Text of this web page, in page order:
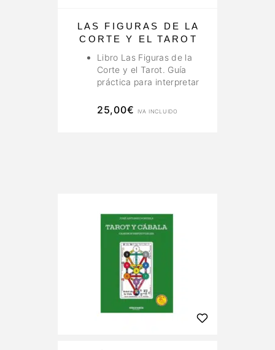
LAS FIGURAS DE LA
CORTE Y EL TAROT
Libro Las Figuras de la
Corte y el Tarot. Guía
práctica para interpretar
y sotas con profundidad.
25,00€ IVA INCLUIDO